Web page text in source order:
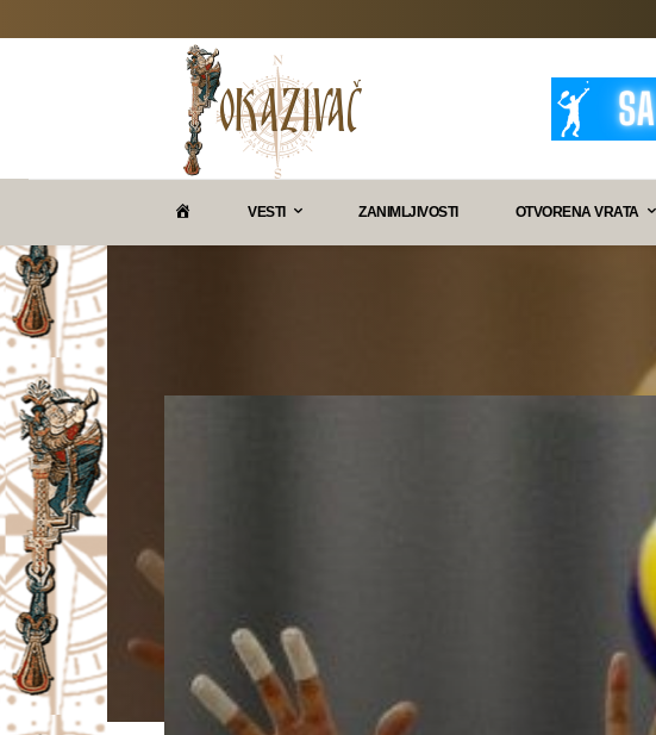
VESTI ZANIMLJIVOSTI OTVORENA VRATA